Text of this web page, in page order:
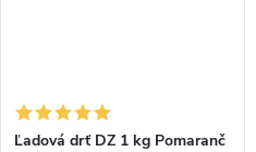
Ľadová drť DZ 1 kg Pomaranč